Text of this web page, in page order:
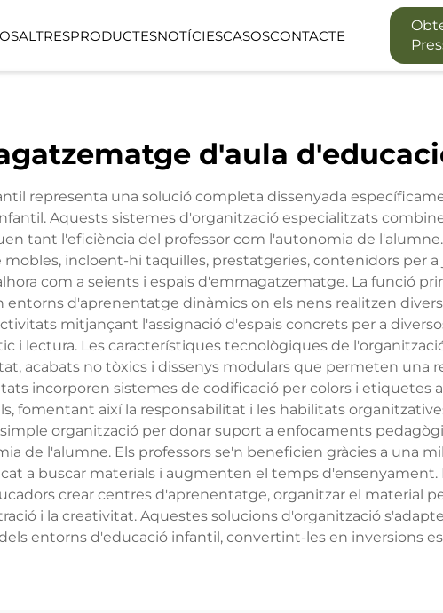
PRODUCTESNOTÍCIESCASOSCONTACTE
d'aula
representa una solució completa dissenyada
Aquests sistemes d'organització especialitzats
tant l'eficiència del professor com l'autonomia de
incloent-hi taquilles, prestatgeries, contenidors per
com a seients i espais d'emmagatzematge. La funció
d'aprenentatge dinàmics on els nens realitzen
mitjançant l'assignació d'espais concrets per a
i lectura. Les característiques tecnològiques de
acabats no tòxics i dissenys modulars que permeten una
incorporen sistemes de codificació per colors i
fomentant així la responsabilitat i les habilitats
organització per donar suport a enfocaments
de l'alumne. Els professors se'n beneficien gràcies a una
a buscar materials i augmenten el temps
crear centres d'aprenentatge, organitzar el material
i la creativitat. Aquestes solucions d'organització
entorns d'educació infantil, convertint-les en inversions